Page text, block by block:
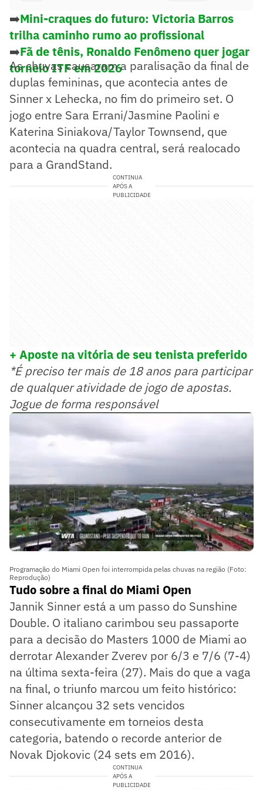
➡️Mini-craques do futuro: Victoria Barros
trilha caminho rumo ao profissional
➡️Fã de tênis, Ronaldo Fenômeno quer jogar
torneio ITF em 2026
As chuvas causaram a paralisação da final de
duplas femininas, que acontecia antes de
Sinner x Lehecka, no fim do primeiro set. O
jogo entre Sara Errani/Jasmine Paolini e
Katerina Siniakova/Taylor Townsend, que
acontecia na quadra central, será realocado
para a GrandStand.
CONTINUA
APÓS A
PUBLICIDADE
+ Aposte na vitória de seu tenista preferido
*É preciso ter mais de 18 anos para participar
de qualquer atividade de jogo de apostas.
Jogue de forma responsável
Programação do Miami Open foi interrompida pelas chuvas na região (Foto:
Reprodução)
Tudo sobre a final do Miami Open
Jannik Sinner está a um passo do Sunshine
Double. O italiano carimbou seu passaporte
para a decisão do Masters 1000 de Miami ao
derrotar Alexander Zverev por 6/3 e 7/6 (7-4)
na última sexta-feira (27). Mais do que a vaga
na final, o triunfo marcou um feito histórico:
Sinner alcançou 32 sets vencidos
consecutivamente em torneios desta
categoria, batendo o recorde anterior de
Novak Djokovic (24 sets em 2016).
CONTINUA
APÓS A
PUBLICIDADE